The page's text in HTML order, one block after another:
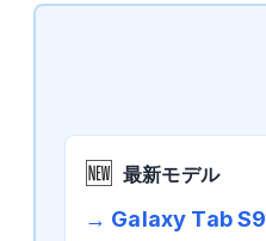
🆕 最新モデル
→ Galaxy Tab S9